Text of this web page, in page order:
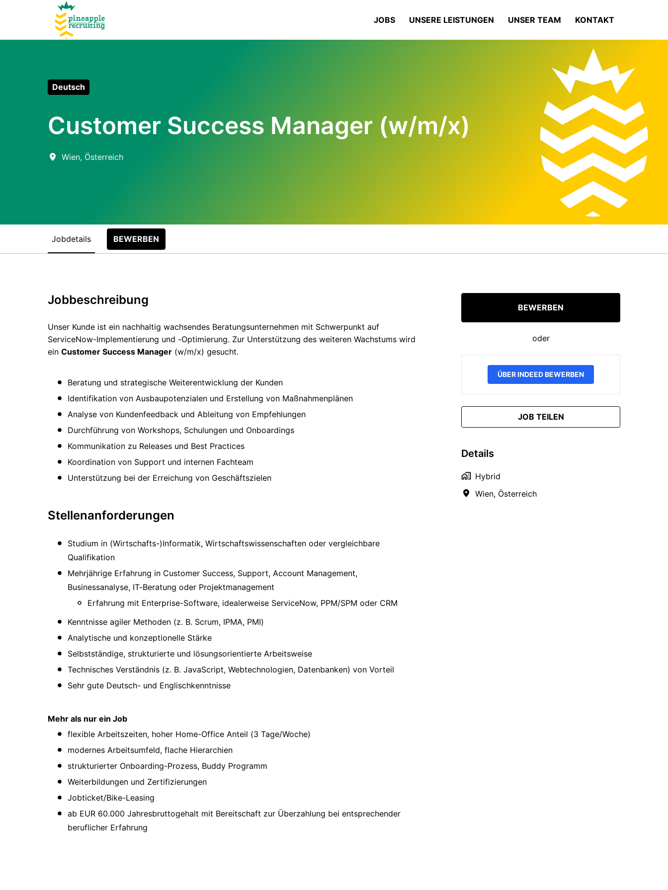
Startseite
JOBS UNSERE LEISTUNGEN UNSER TEAM KONTAKT
Deutsch
Customer Success Manager (w/m/x)
Wien, Österreich
Jobdetails BEWERBEN
Jobbeschreibung
Unser Kunde ist ein nachhaltig wachsendes Beratungsunternehmen mit Schwerpunkt auf
ServiceNow-Implementierung und -Optimierung. Zur Unterstützung des weiteren Wachstums wird
ein Customer Success Manager (w/m/x) gesucht.
Beratung und strategische Weiterentwicklung der Kunden
Identifikation von Ausbaupotenzialen und Erstellung von Maßnahmenplänen
Analyse von Kundenfeedback und Ableitung von Empfehlungen
Durchführung von Workshops, Schulungen und Onboardings
Kommunikation zu Releases und Best Practices
Koordination von Support und internen Fachteam
Unterstützung bei der Erreichung von Geschäftszielen
Stellenanforderungen
Studium in (Wirtschafts-)Informatik, Wirtschaftswissenschaften oder vergleichbare
Qualifikation
Mehrjährige Erfahrung in Customer Success, Support, Account Management,
Businessanalyse, IT-Beratung oder Projektmanagement
Erfahrung mit Enterprise-Software, idealerweise ServiceNow, PPM/SPM oder CRM
Kenntnisse agiler Methoden (z. B. Scrum, IPMA, PMI)
Analytische und konzeptionelle Stärke
Selbstständige, strukturierte und lösungsorientierte Arbeitsweise
Technisches Verständnis (z. B. JavaScript, Webtechnologien, Datenbanken) von Vorteil
Sehr gute Deutsch- und Englischkenntnisse
Mehr als nur ein Job
flexible Arbeitszeiten, hoher Home-Office Anteil (3 Tage/Woche)
modernes Arbeitsumfeld, flache Hierarchien
strukturierter Onboarding-Prozess, Buddy Programm
Weiterbildungen und Zertifizierungen
Jobticket/Bike-Leasing
ab EUR 60.000 Jahresbruttogehalt mit Bereitschaft zur Überzahlung bei entsprechender
beruflicher Erfahrung
BEWERBEN
oder
ÜBER INDEED BEWERBEN
JOB TEILEN
Details
Hybrid
Wien, Österreich